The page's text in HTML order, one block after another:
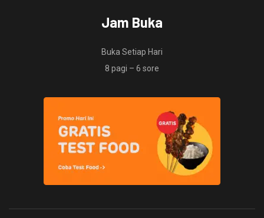
Jam Buka
Buka Setiap Hari
8 pagi – 6 sore